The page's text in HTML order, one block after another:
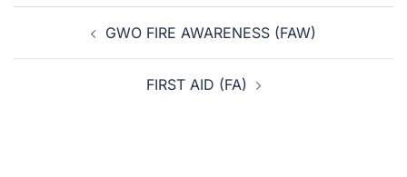
GWO FIRE AWARENESS (FAW)
FIRST AID (FA)